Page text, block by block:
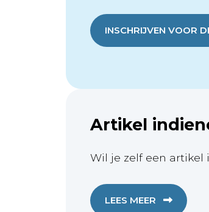
INSCHRIJVEN VOOR
Artikel
Wil je zelf een artikel
LEES MEER